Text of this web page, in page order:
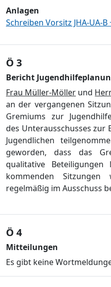
Anlagen
Schreiben Vorsitz JHA-UA-B
Ö 3
Bericht
Frau Müller-Möller und
an der vergangenen
Gremiums zur
des Unterausschusses zur
Jugendlichen
geworden, dass das
qualitative Beteiligungen
kommenden Sitzungen
regelmäßig im Ausschuss
Ö 4
Mitteilungen
Es gibt keine